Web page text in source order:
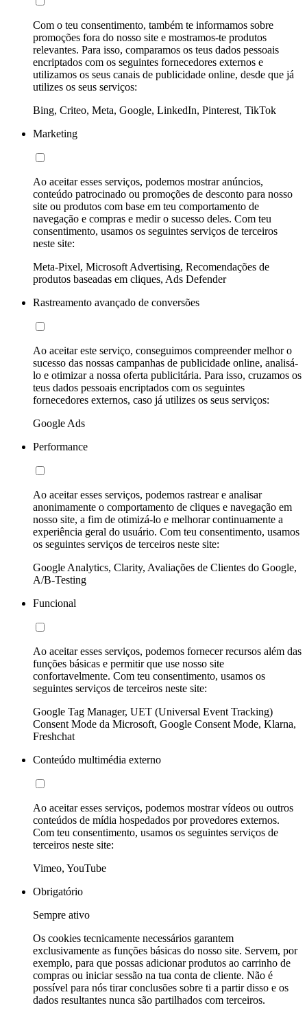
Com o teu consentimento, também te informamos sobre
promoções fora do nosso site e mostramos-te produtos
relevantes. Para isso, comparamos os teus dados pessoais
encriptados com os seguintes fornecedores externos e
utilizamos os seus canais de publicidade online, desde que já
utilizes os seus serviços:
Bing, Criteo, Meta, Google, LinkedIn, Pinterest, TikTok
Marketing
Ao aceitar esses serviços, podemos mostrar anúncios,
conteúdo patrocinado ou promoções de desconto para nosso
site ou produtos com base em teu comportamento de
navegação e compras e medir o sucesso deles. Com teu
consentimento, usamos os seguintes serviços de terceiros
neste site:
Meta-Pixel, Microsoft Advertising, Recomendações de
produtos baseadas em cliques, Ads Defender
Rastreamento avançado de conversões
Ao aceitar este serviço, conseguimos compreender melhor o
sucesso das nossas campanhas de publicidade online, analisá-
lo e otimizar a nossa oferta publicitária. Para isso, cruzamos os
teus dados pessoais encriptados com os seguintes
fornecedores externos, caso já utilizes os seus serviços:
Google Ads
Performance
Ao aceitar esses serviços, podemos rastrear e analisar
anonimamente o comportamento de cliques e navegação em
nosso site, a fim de otimizá-lo e melhorar continuamente a
experiência geral do usuário. Com teu consentimento, usamos
os seguintes serviços de terceiros neste site:
Google Analytics, Clarity, Avaliações de Clientes do Google,
A/B-Testing
Funcional
Ao aceitar esses serviços, podemos fornecer recursos além das
funções básicas e permitir que use nosso site
confortavelmente. Com teu consentimento, usamos os
seguintes serviços de terceiros neste site:
Google Tag Manager, UET (Universal Event Tracking)
Consent Mode da Microsoft, Google Consent Mode, Klarna,
Freshchat
Conteúdo multimédia externo
Ao aceitar esses serviços, podemos mostrar vídeos ou outros
conteúdos de mídia hospedados por provedores externos.
Com teu consentimento, usamos os seguintes serviços de
terceiros neste site:
Vimeo, YouTube
Obrigatório
Sempre ativo
Os cookies tecnicamente necessários garantem
exclusivamente as funções básicas do nosso site. Servem, por
exemplo, para que possas adicionar produtos ao carrinho de
compras ou iniciar sessão na tua conta de cliente. Não é
possível para nós tirar conclusões sobre ti a partir disso e os
dados resultantes nunca são partilhados com terceiros.